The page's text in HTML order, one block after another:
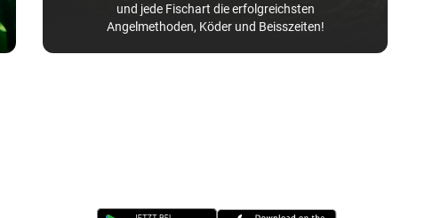
und jede Fischart die erfolgreichsten
Angelmethoden, Köder und Beisszeiten!